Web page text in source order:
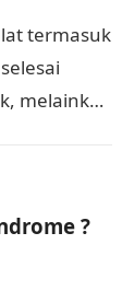
termasuk
melainkan
?